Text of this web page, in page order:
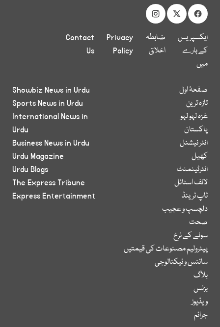
ایکسپریس
کے بارے
میں
ضابطہ
اخلاق
Privacy
Policy
Contact
Us
صفحۂ اول
تازہ ترین
غزہ لہو لہو
پاکستان
انٹر نیشنل
کھیل
انٹرٹینمنٹ
لائف اسٹائل
ٹاپ ٹرینڈ
دلچسپ و عجیب
صحت
سونے کے نرخ
پیٹرولیم مصنوعات کی قیمتیں
سائنس و ٹیکنالوجی
بلاگ
بزنس
ویڈیوز
جرائم
Showbiz News in Urdu
Sports News in Urdu
International News in
Urdu
Business News in Urdu
Urdu Magazine
Urdu Blogs
The Express Tribune
Express Entertainment